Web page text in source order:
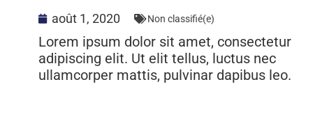
août 1, 2020 Non classifié(e)
Lorem ipsum dolor sit amet, consectetur
adipiscing elit. Ut elit tellus, luctus nec
ullamcorper mattis, pulvinar dapibus leo.